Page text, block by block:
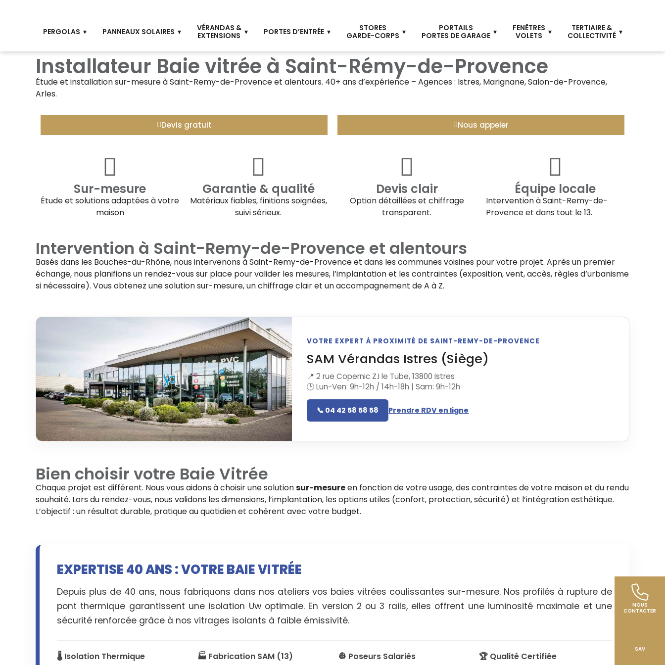
PERGOLAS PANNEAUX SOLAIRES
VÉRANDAS &
EXTENSIONS
PORTES D’ENTRÉE
STORES
GARDE-CORPS
PORTAILS
PORTES DE GARAGE
FENÊTRES
VOLETS
TERTIAIRE &
COLLECTIVITÉ
NOUS
CONTACTER
SAV
Installateur Baie vitrée à Saint-Rémy-de-Provence
Étude et installation sur-mesure àSaint-Remy-de-Provenceet alentours. 40+ ans d’expérience – Agences : Istres, Marignane, Salon-de-Provence,
Arles.
Devis gratuit Nous appeler
Sur-mesure
Étude et solutions adaptées à votre
maison
Garantie & qualité
Matériaux fiables, finitions soignées,
suivi sérieux.
Devis clair
Option détaillées et chiffrage
transparent.
Équipe locale
Intervention àSaint-Remy-de-
Provenceet dans tout le 13.
Intervention à Saint-Remy-de-Provence et alentours
Basés dans les Bouches-du-Rhône, nous intervenons àSaint-Remy-de-Provenceet dans les communes voisines pour votre projet. Après un premier
échange, nous planifions un rendez-vous sur place pour valider les mesures, l’implantation et les contraintes (exposition, vent, accès, règles d’urbanisme
si nécessaire). Vous obtenez une solution sur-mesure, un chiffrage clair et un accompagnement de A à Z.
VOTRE EXPERT À PROXIMITÉ DE SAINT-REMY-DE-PROVENCE
SAM Vérandas Istres (Siège)
📍 2 rue Copernic Z.I le Tube, 13800 Istres
🕒 Lun-Ven: 9h-12h / 14h-18h | Sam: 9h-12h
📞 04 42 58 58 58 Prendre RDV en ligne
Bien choisir votre Baie Vitrée
Chaque projet est différent. Nous vous aidons à choisir une solutionsur-mesureen fonction de votre usage, des contraintes de votre maison et du rendu
souhaité. Lors du rendez-vous, nous validons les dimensions, l’implantation, les options utiles (confort, protection, sécurité) et l’intégration esthétique.
L’objectif : un résultat durable, pratique au quotidien et cohérent avec votre budget.
EXPERTISE 40 ANS : VOTRE BAIE VITRÉE
Depuis plus de 40 ans, nous fabriquons dans nos ateliers vos baies vitrées coulissantes sur-mesure. Nos profilés à rupture de
pont thermique garantissent une isolation Uw optimale. En version 2 ou 3 rails, elles offrent une luminosité maximale et une
sécurité renforcée grâce à nos vitrages isolants à faible émissivité.
🌡️ Isolation Thermique 🏭 Fabrication SAM (13) 👷 Poseurs Salariés 🏆 Qualité Certifiée